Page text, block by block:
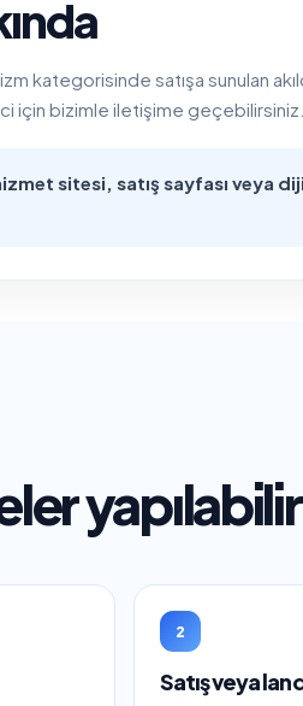
kategorisinde satışa sunulan
için bizimle iletişime geçebilirsiniz.
sitesi, satış sayfası veya
2
Satış veya